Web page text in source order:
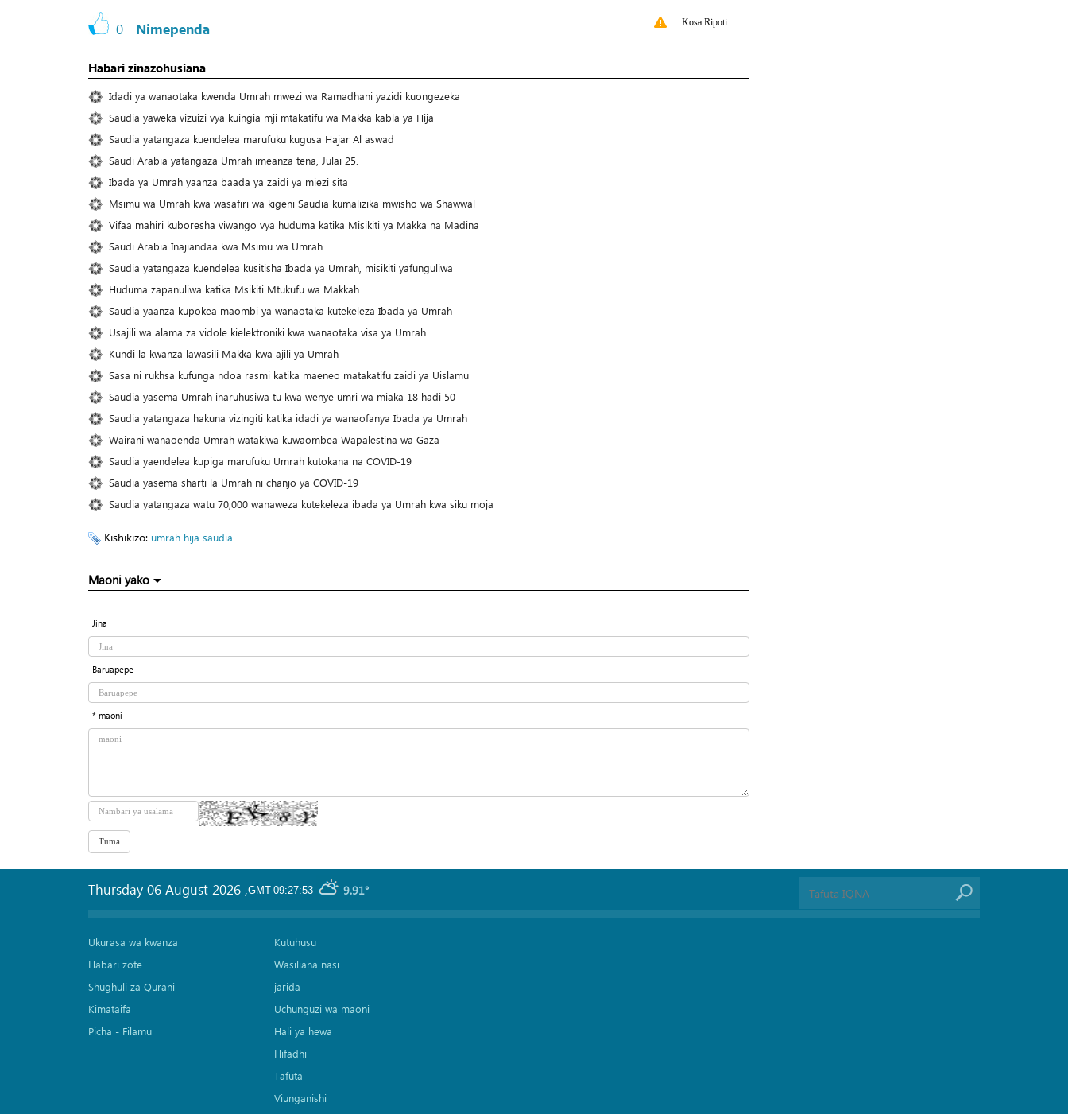
0 Nimependa Kosa Ripoti
Habari zinazohusiana
Idadi ya wanaotaka kwenda Umrah mwezi wa Ramadhani yazidi kuongezeka
Saudia yaweka vizuizi vya kuingia mji mtakatifu wa Makka kabla ya Hija
Saudia yatangaza kuendelea marufuku kugusa Hajar Al aswad
Saudi Arabia yatangaza Umrah imeanza tena, Julai 25.
Ibada ya Umrah yaanza baada ya zaidi ya miezi sita
Msimu wa Umrah kwa wasafiri wa kigeni Saudia kumalizika mwisho wa Shawwal
Vifaa mahiri kuboresha viwango vya huduma katika Misikiti ya Makka na Madina
Saudi Arabia Inajiandaa kwa Msimu wa Umrah
Saudia yatangaza kuendelea kusitisha Ibada ya Umrah, misikiti yafunguliwa
Huduma zapanuliwa katika Msikiti Mtukufu wa Makkah
Saudia yaanza kupokea maombi ya wanaotaka kutekeleza Ibada ya Umrah
Usajili wa alama za vidole kielektroniki kwa wanaotaka visa ya Umrah
Kundi la kwanza lawasili Makka kwa ajili ya Umrah
Sasa ni rukhsa kufunga ndoa rasmi katika maeneo matakatifu zaidi ya Uislamu
Saudia yasema Umrah inaruhusiwa tu kwa wenye umri wa miaka 18 hadi 50
Saudia yatangaza hakuna vizingiti katika idadi ya wanaofanya Ibada ya Umrah
Wairani wanaoenda Umrah watakiwa kuwaombea Wapalestina wa Gaza
Saudia yaendelea kupiga marufuku Umrah kutokana na COVID-19
Saudia yasema sharti la Umrah ni chanjo ya COVID-19
Saudia yatangaza watu 70,000 wanaweza kutekeleza ibada ya Umrah kwa siku moja
Kishikizo: umrah hija saudia
Maoni yako
Jina
Baruapepe
* maoni
GMT-09:27:53 9.91°
Thursday 06 August 2026 ,
Ukurasa wa kwanza
Habari zote
Shughuli za Qurani
Kimataifa
Picha‎ - Filamu‎
Kutuhusu
Wasiliana nasi
jarida
Uchunguzi wa maoni
Hali ya hewa
Hifadhi
Tafuta
Viunganishi